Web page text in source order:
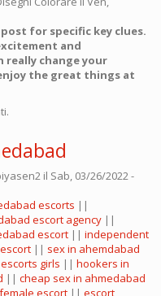
for specific key clues.
and
change your
the great things at
il Sab, 03/26/2022 -
escorts ||
escort agency ||
escort || independent
|| sex in ahemdabad
girls || hookers in
|| cheap sex in ahmedabad
escort || escort